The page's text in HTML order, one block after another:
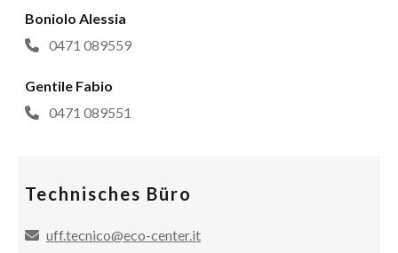
Boniolo Alessia
0471 089559
Gentile Fabio
0471 089551
Technisches Büro
uff.tecnico@eco-center.it